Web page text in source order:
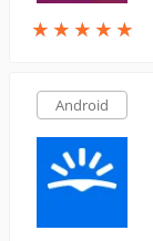
★ ★ ★ ★ ★
★ ★ ★ ★ ★
Android